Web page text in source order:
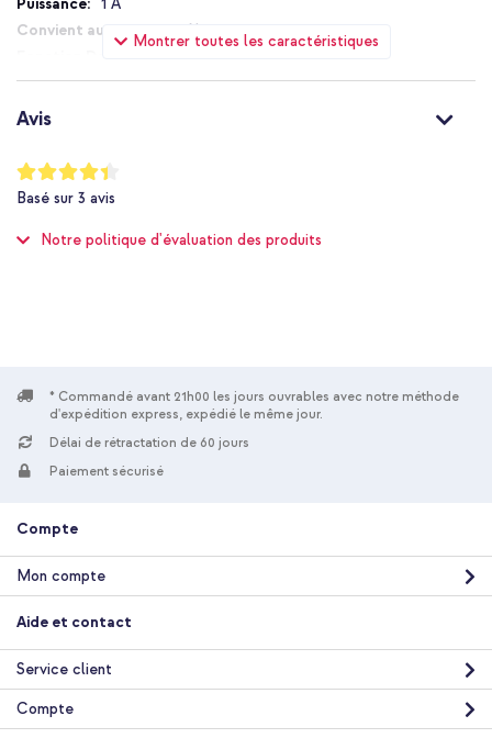
Montrer toutes les caractéristiques
Non
Non
imoshion
Voiture
USB-C
USB-A
Non
1 Pc
Noir
0.02
Avis
Notation:
87
%
of
Basé sur 3 avis
Notre politique d'évaluation des produits
* Commandé avant 21h00 les jours ouvrables avec notre méthode
d'expédition express, expédié le même jour.
Délai de rétractation de 60 jours
Paiement sécurisé
Compte
Mon compte
Aide et contact
Service client
Compte